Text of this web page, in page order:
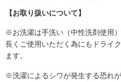
【お取り扱いについて】
※お洗濯は手洗い（中性洗剤使用
長くご使用いただく為にもドライ
ます。
※洗濯によるシワが発生する恐れが